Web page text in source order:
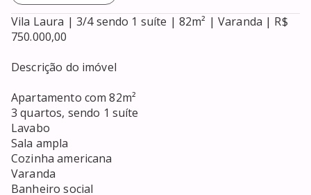
Vila Laura | 3/4 sendo 1 suíte | 82m² | Varanda | R$
750.000,00
Descrição do imóvel
Apartamento com 82m²
3 quartos, sendo 1 suíte
Lavabo
Sala ampla
Cozinha americana
Varanda
Banheiro social